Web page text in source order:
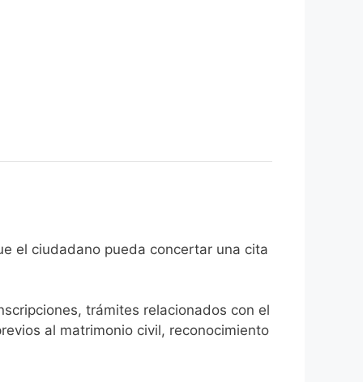
el ciudadano pueda concertar una cita
trámites relacionados con el
al matrimonio civil, reconocimiento